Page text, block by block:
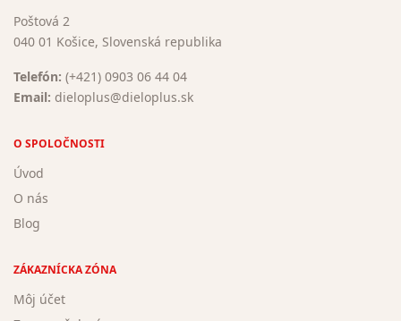
Poštová 2
040 01 Košice, Slovenská republika
Telefón: (+421) 0903 06 44 04
Email: dieloplus@dieloplus.sk
O SPOLOČNOSTI
Úvod
O nás
Blog
ZÁKAZNÍCKA ZÓNA
Môj účet